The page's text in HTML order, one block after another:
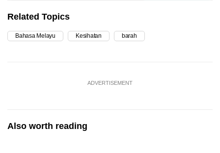
Related Topics
Bahasa Melayu Kesihatan barah
ADVERTISEMENT
Also worth reading